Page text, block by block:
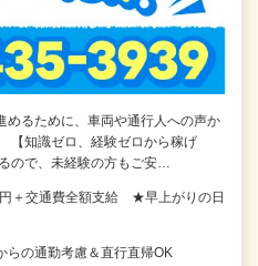
めるために、車両や通行人への声か
【知識ゼロ、経験ゼロから稼げ
ので、未経験の方もご安…
＋交通費全額支給 ★早上がりの日
の通勤考慮＆直行直帰OK